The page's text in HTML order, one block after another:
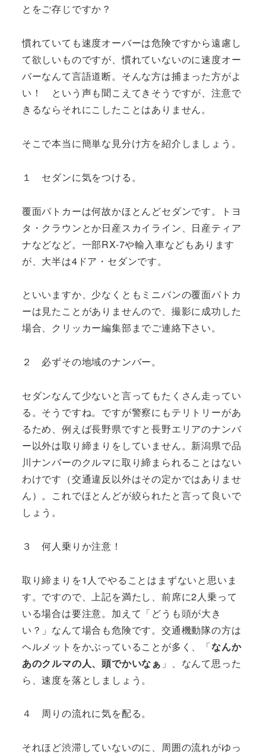
とをご存じですか？
慣れていても速度オーバーは危険ですから遠慮し
て欲しいものですが、慣れていないのに速度オー
バーなんて言語道断。そんな方は捕まった方がよ
い！ という声も聞こえてきそうですが、注意で
きるならそれにこしたことはありません。
そこで本当に簡単な見分け方を紹介しましょう。
１ セダンに気をつける。
覆面パトカーは何故かほとんどセダンです。トヨ
タ・クラウンとか日産スカイライン、日産ティア
ナなどなど。一部RX-7や輸入車などもあります
が、大半は4ドア・セダンです。
といいますか、少なくともミニバンの覆面パトカ
ーは見たことがありませんので、撮影に成功した
場合、クリッカー編集部までご連絡下さい。
２ 必ずその地域のナンバー。
セダンなんて少ないと言ってもたくさん走ってい
る。そうですね。ですが警察にもテリトリーがあ
るため、例えば長野県ですと長野エリアのナンバ
ー以外は取り締まりをしていません。新潟県で品
川ナンバーのクルマに取り締まられることはない
わけです（交通違反以外はその定かではありませ
ん）。これでほとんどが絞られたと言って良いで
しょう。
３ 何人乗りか注意！
取り締まりを1人でやることはまずないと思いま
す。ですので、上記を満たし、前席に2人乗って
いる場合は要注意。加えて「どうも頭が大き
い？」なんて場合も危険です。交通機動隊の方は
ヘルメットをかぶっていることが多く、「なんか
あのクルマの人、頭でかいなぁ 」、なんて思った
ら、速度を落としましょう。
４ 周りの流れに気を配る。
それほど渋滞していないのに、周囲の流れがゆっ